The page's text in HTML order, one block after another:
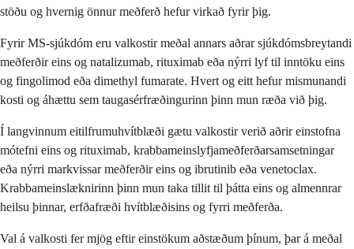
stöðu og hvernig önnur meðferð hefur virkað fyrir þig.
Fyrir MS-sjúkdóm eru valkostir meðal annars aðrar sjúkdómsbreytandi
meðferðir eins og natalizumab, rituximab eða nýrri lyf til inntöku eins
og fingolimod eða dimethyl fumarate. Hvert og eitt hefur mismunandi
kosti og áhættu sem taugasérfræðingurinn þinn mun ræða við þig.
Í langvinnum eitilfrumuhvítblæði gætu valkostir verið aðrir einstofna
mótefni eins og rituximab, krabbameinslyfjameðferðarsamsetningar
eða nýrri markvissar meðferðir eins og ibrutinib eða venetoclax.
Krabbameinslæknirinn þinn mun taka tillit til þátta eins og almennrar
heilsu þinnar, erfðafræði hvítblæðisins og fyrri meðferða.
Val á valkosti fer mjög eftir einstökum aðstæðum þínum, þar á meðal